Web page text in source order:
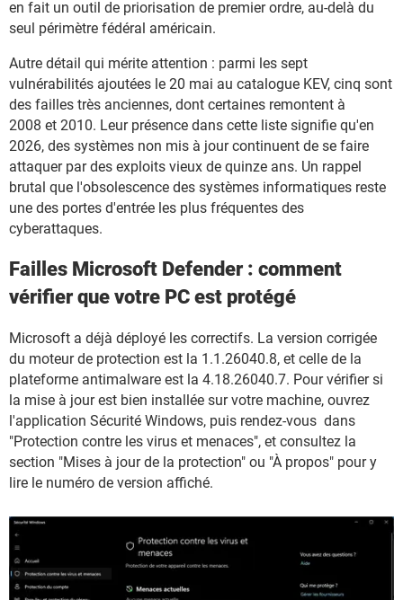
en fait un outil de priorisation de premier ordre, au-delà du
seul périmètre fédéral américain.
Autre détail qui mérite attention : parmi les sept
vulnérabilités ajoutées le 20 mai au catalogue KEV, cinq sont
des failles très anciennes, dont certaines remontent à
2008 et 2010. Leur présence dans cette liste signifie qu'en
2026, des systèmes non mis à jour continuent de se faire
attaquer par des exploits vieux de quinze ans. Un rappel
brutal que l'obsolescence des systèmes informatiques reste
une des portes d'entrée les plus fréquentes des
cyberattaques.
Failles Microsoft Defender : comment
vérifier que votre PC est protégé
Microsoft a déjà déployé les correctifs. La version corrigée
du moteur de protection est la 1.1.26040.8, et celle de la
plateforme antimalware est la 4.18.26040.7. Pour vérifier si
la mise à jour est bien installée sur votre machine, ouvrez
l'application Sécurité Windows, puis rendez-vous dans
"Protection contre les virus et menaces", et consultez la
section "Mises à jour de la protection" ou "À propos" pour y
lire le numéro de version affiché.